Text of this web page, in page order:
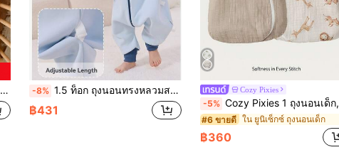
-8% 1.5 ท็อก ถุงนอนทรงหลวมสบาย เหมาะสำหรับเด็กชายและเด็กหญิง ลายการ์ตูนน่ารัก แขนยาว อุปกรณ์นอนสบาย เหมาะสำหรับเด็กอายุ 6 เดือนถึง 6 ปี
฿431
Cozy Pixies
-5% Cozy Pixies 1 ถุงนอนเด็ก, ลายพิมพ์กวางสิงโตกาแฟสองด้าน, นุ่มสบาย, เหมาะสำหรับทารกแรกเกิด, ได้รับการรับรองโดย Oeko-Tex
#6 ขายดี ใน ยูนิเซ็กซ์ ถุงนอนเด็ก
฿360